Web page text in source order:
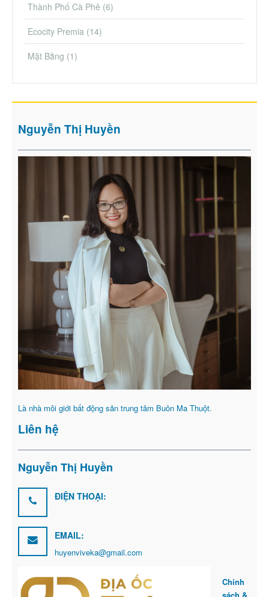
Thành Phố Cà Phê (6)
Ecocity Premia (14)
Mặt Bằng (1)
Nguyễn Thị Huyền
Là nhà môi giới bất động sản trung tâm Buôn Ma Thuột.
Liên hệ
Nguyễn Thị Huyền
ĐIỆN THOẠI:
EMAIL:
huyenviveka@gmail.com
Chính